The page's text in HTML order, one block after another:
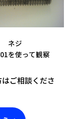
ネジ
を使って観察
ご相談くださ